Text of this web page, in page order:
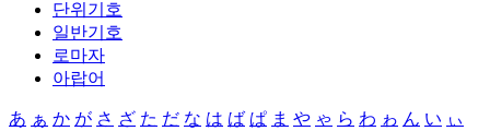
단위기호
일반기호
로마자
아랍어
あ ぁ か が さ ざ た だ な は ば ぱ ま や ゃ ら わ ゎ ん い ぃ